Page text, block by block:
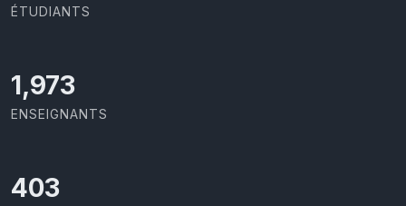
ÉTUDIANTS
2,086
ENSEIGNANTS
426